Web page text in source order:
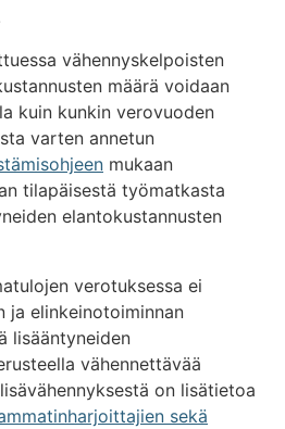
vähennyskelpoisten
määrä voidaan
kuin kunkin verovuoden
varten annetun
mukaan
tilapäisestä työmatkasta
elantokustannusten
verotuksessa ei
ja elinkeinotoiminnan
lisääntyneiden
vähennettävää
on lisätietoa
sekä